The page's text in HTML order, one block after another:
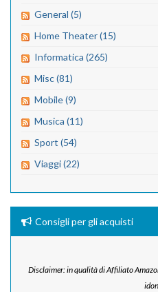
General (5)
Home Theater (15)
Informatica (265)
Misc (81)
Mobile (9)
Musica (11)
Sport (54)
Viaggi (22)
Consigli per gli acquisti
Disclaimer: in qualità di Affiliato